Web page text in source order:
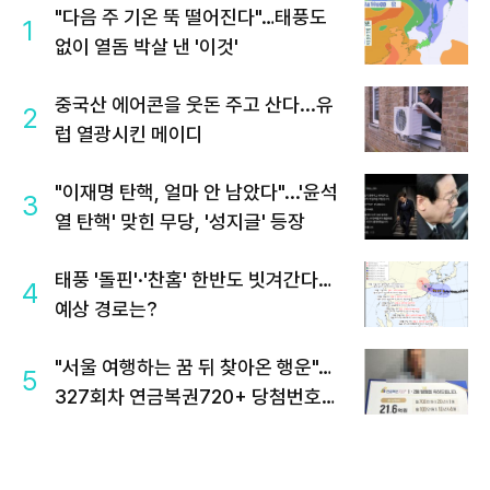
1
"다음 주 기온 뚝 떨어진다"…태풍도
없이 열돔 박살 낸 '이것'
2
중국산 에어콘을 웃돈 주고 산다...유
럽 열광시킨 메이디
3
"이재명 탄핵, 얼마 안 남았다"...'윤석
열 탄핵' 맞힌 무당, '성지글' 등장
4
태풍 '돌핀'·'찬홈' 한반도 빗겨간다…
예상 경로는?
5
"서울 여행하는 꿈 뒤 찾아온 행운"…
327회차 연금복권720+ 당첨번호조